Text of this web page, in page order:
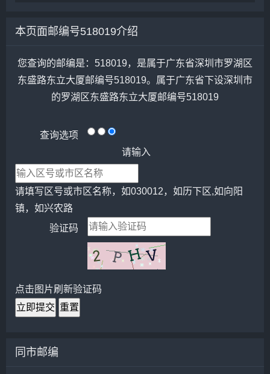
本页面邮编号518019介绍
您查询的邮编是：518019，是属于广东省深圳市罗湖区
东盛路东立大厦邮编号518019。属于广东省下设深圳市
的罗湖区东盛路东立大厦邮编号518019
查询选项
请输入
请填写区号或市区名称，如030012，如历下区,如向阳
镇，如兴农路
验证码
点击图片刷新验证码
立即提交 重置
同市邮编